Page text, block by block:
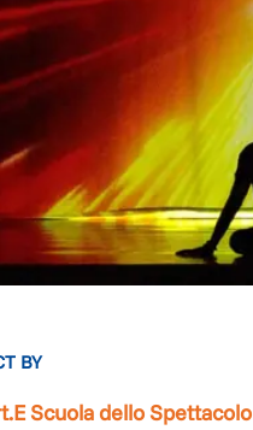
BY
Scuola dello Spettacolo